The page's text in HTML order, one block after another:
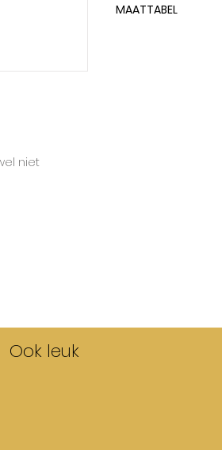
niet
MAATTABEL
Ook leuk